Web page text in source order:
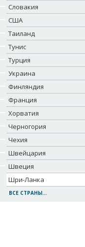
Словакия
США
Таиланд
Тунис
Турция
Украина
Финляндия
Франция
Хорватия
Черногория
Чехия
Швейцария
Швеция
Шри-Ланка
ВСЕ СТРАНЫ...